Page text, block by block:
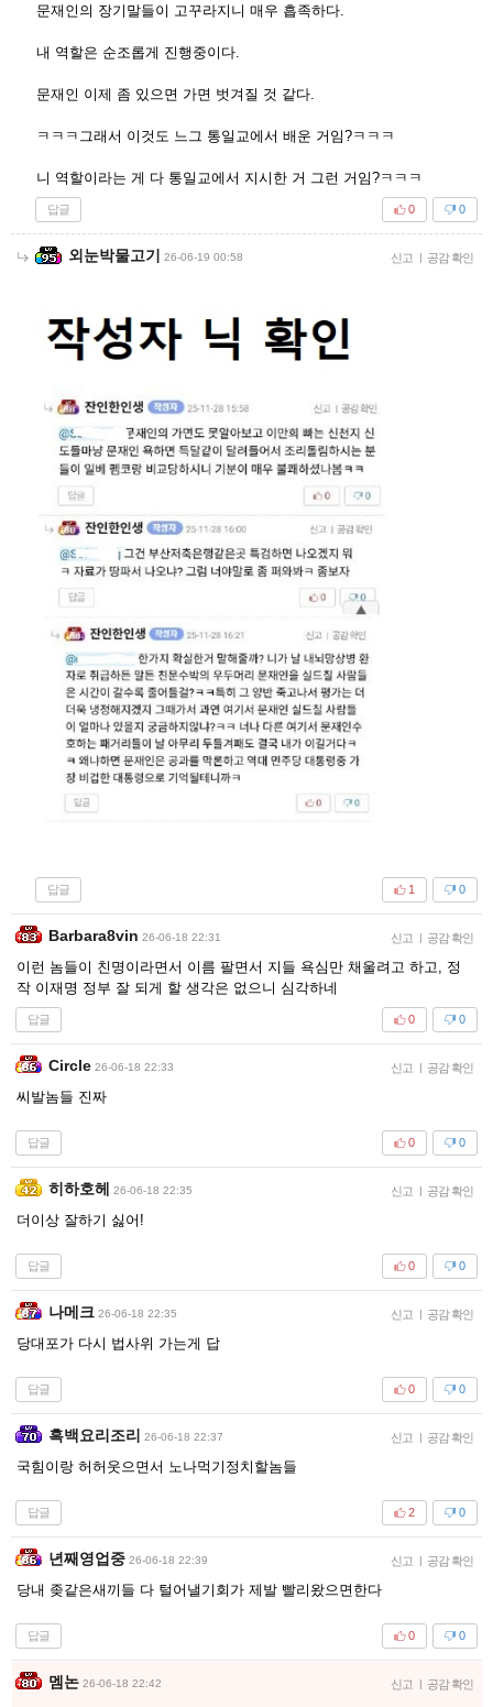
문재인의 장기말들이 고꾸라지니 매우 흡족하다.
내 역할은 순조롭게 진행중이다.
문재인 이제 좀 있으면 가면 벗겨질 것 같다.
ㅋㅋㅋ그래서 이것도 느그 통일교에서 배운 거임?ㅋㅋㅋ
니 역할이라는 게 다 통일교에서 지시한 거 그런 거임?ㅋㅋㅋ
답글 0
0
외눈박물고기 26-06-19 00:58 신고 | 공감 확인
답글 0
1
Barbara8vin 26-06-18 22:31 신고 | 공감 확인
이런 놈들이 친명이라면서 이름 팔면서 지들 욕심만 채울려고 하고, 정
작 이재명 정부 잘 되게 할 생각은 없으니 심각하네
답글 0
0
Circle 26-06-18 22:33 신고 | 공감 확인
씨발놈들 진짜
답글 0
0
히하호헤 26-06-18 22:35 신고 | 공감 확인
더이상 잘하기 싫어!
답글 0
0
나메크 26-06-18 22:35 신고 | 공감 확인
당대포가 다시 법사위 가는게 답
답글 0
0
흑백요리조리 26-06-18 22:37 신고 | 공감 확인
국힘이랑 허허웃으면서 노나먹기정치할놈들
답글 0
2
년째영업중 26-06-18 22:39 신고 | 공감 확인
당내 좆같은새끼들 다 털어낼기회가 제발 빨리왔으면한다
답글 0
0
멤논 26-06-18 22:42 신고 | 공감 확인